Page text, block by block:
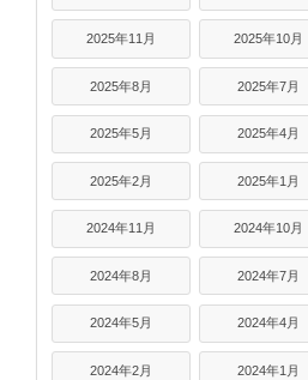
2025年11月 2025年10月
2025年8月 2025年7月
2025年5月 2025年4月
2025年2月 2025年1月
2024年11月 2024年10月
2024年8月 2024年7月
2024年5月 2024年4月
2024年2月 2024年1月